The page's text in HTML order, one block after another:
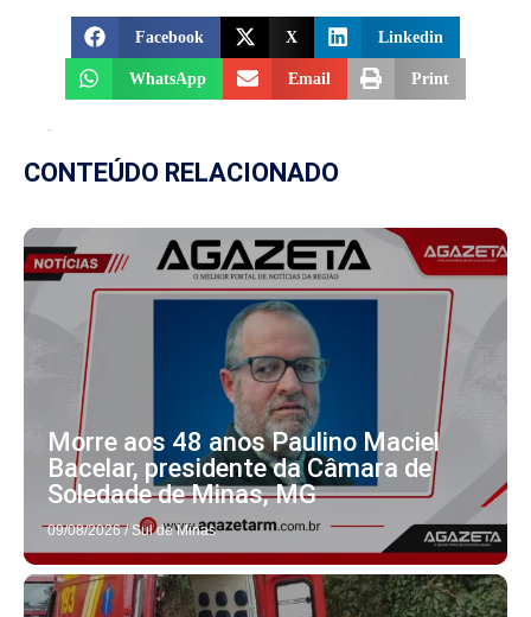
Facebook X Linkedin
WhatsApp Email Print
CONTEÚDO RELACIONADO
Morre aos 48 anos Paulino Maciel
Bacelar, presidente da Câmara de
Soledade de Minas, MG
09/08/2026 / Sul de Minas